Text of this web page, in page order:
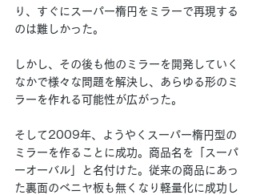
り、すぐにスーパー楕円をミラーで再現する
のは難しかった。
しかし、その後も他のミラーを開発していく
なかで様々な問題を解決し、あらゆる形のミ
ラーを作れる可能性が広がった。
そして2009年、ようやくスーパー楕円型の
ミラーを作ることに成功。商品名を「スーパ
ーオーバル」と名付けた。従来の商品にあっ
た裏面のベニヤ板も無くなり軽量化に成功し